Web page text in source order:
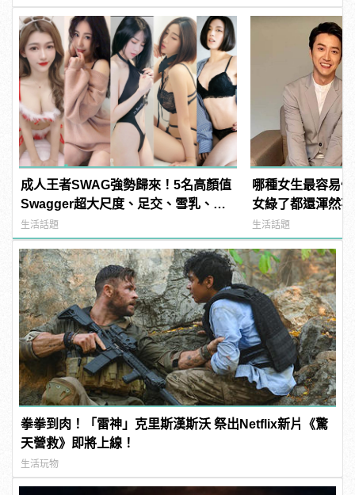
成人王者SWAG強勢歸來！5名高顏值
Swagger超大尺度、足交、雪乳、粉
紅海鮮通通有，親自教你人與人的連
結！ | manfashion這樣變型男
生活話題
哪種女生最容易
女綠了都還渾然
manfashion這樣
生活話題
拳拳到肉！「雷神」克里斯漢斯沃 祭出Netflix新片《驚
天營救》即將上線！
生活玩物